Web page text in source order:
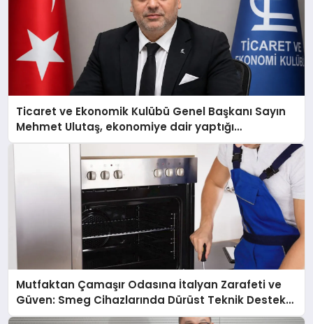
Ticaret ve Ekonomik Kulübü Genel Başkanı Sayın
Mehmet Ulutaş, ekonomiye dair yaptığı
açıklamada şunları kaydetti:
Mutfaktan Çamaşır Odasına İtalyan Zarafeti ve
Güven: Smeg Cihazlarında Dürüst Teknik Destek
Deneyimi